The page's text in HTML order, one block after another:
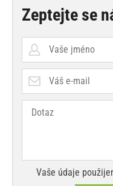
Zeptejte se
Vaše údaje